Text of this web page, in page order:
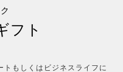
フト
トもしくはビジネスライフに